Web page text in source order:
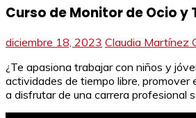
Curso de Monitor de Ocio
diciembre 18, 2023 Claudia Martínez
¿Te apasiona trabajar con niños y
actividades de tiempo libre,
a disfrutar de una carrera profesional